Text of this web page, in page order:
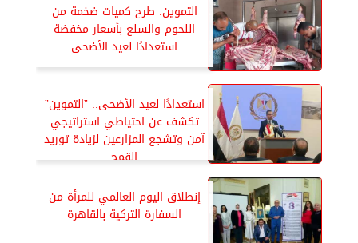
التموين: طرح كميات ضخمة من
اللحوم والسلع بأسعار مخفضة
استعدادًا لعيد الأضحى
استعدادًا لعيد الأضحى.. ”التموين”
تكشف عن احتياطي استراتيجي
آمن وتشجع المزارعين لزيادة توريد
القمح
إنطلاق اليوم العالمي للمرأة من
السفارة التركية بالقاهرة